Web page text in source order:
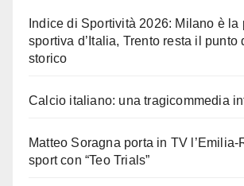
Indice di Sportività 2026: Milano è la
sportiva d’Italia, Trento resta il punto
storico
Calcio italiano: una tragicommedia
Matteo Soragna porta in TV
sport con “Teo Trials”